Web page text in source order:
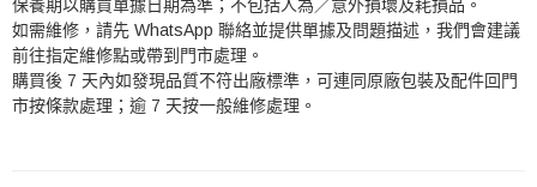
保養期以購買單據日期為準；不包括人為／意外損壞及耗損品。
如需維修，請先 WhatsApp 聯絡並提供單據及問題描述，我們會建議
前往指定維修點或帶到門市處理。
購買後 7 天內如發現品質不符出廠標準，可連同原廠包裝及配件回門
市按條款處理；逾 7 天按一般維修處理。